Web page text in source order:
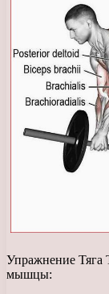
Упражнение Тяга
мышцы: